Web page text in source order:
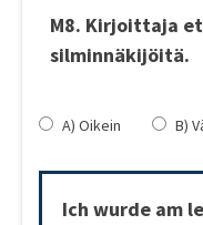
M8. Kirjoittaja
silminnäkijöitä.
A) Oikein B)
Ich wurde am